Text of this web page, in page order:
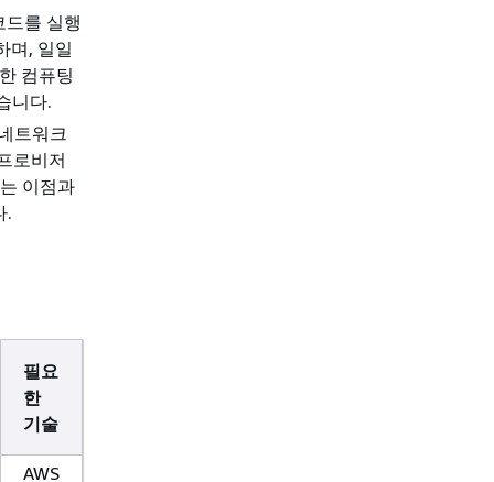
를 실행
며, 일일
컴퓨팅
니다.
트워크
로비저
이점과
.
필요
한
기술
AWS